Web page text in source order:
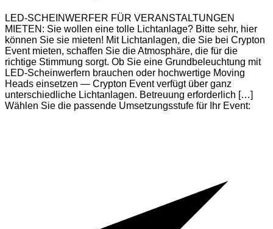
LED-SCHEINWERFER FÜR VERANSTALTUNGEN
MIETEN: Sie wollen eine tolle Lichtanlage? Bitte sehr, hier
können Sie sie mieten! Mit Lichtanlagen, die Sie bei Crypton
Event mieten, schaffen Sie die Atmosphäre, die für die
richtige Stimmung sorgt. Ob Sie eine Grundbeleuchtung mit
LED-Scheinwerfern brauchen oder hochwertige Moving
Heads einsetzen — Crypton Event verfügt über ganz
unterschiedliche Lichtanlagen. Betreuung erforderlich […]
Wählen Sie die passende Umsetzungsstufe für Ihr Event: